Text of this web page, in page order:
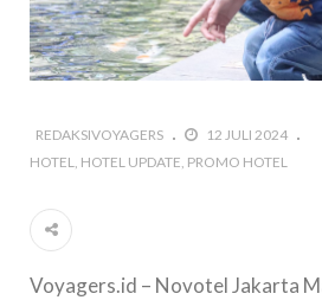
REDAKSIVOYAGERS
12 JULI 2024
HOTEL HOTEL UPDATE PROMO HOTEL
Voyagers.id – Novotel Jakarta